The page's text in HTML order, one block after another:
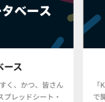
ース
く、かつ、皆さん
レッドシート・
で